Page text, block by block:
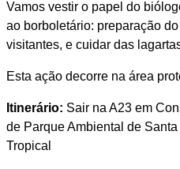
Vamos vestir o papel do
ao borboletário: preparação
visitantes, e cuidar das
Esta ação decorre na área
Itinerário: Sair na A23 em
de Parque Ambiental de
Tropical